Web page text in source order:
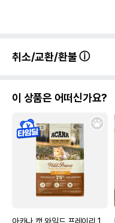
취소/교환/환불
이 상품은 어떠신가요?